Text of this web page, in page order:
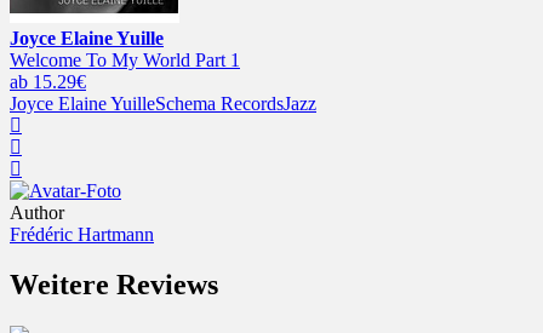
Joyce Elaine Yuille
Welcome To My World Part 1
ab 15.29€
Joyce Elaine YuilleSchema RecordsJazz
Author
Frédéric Hartmann
Weitere Reviews